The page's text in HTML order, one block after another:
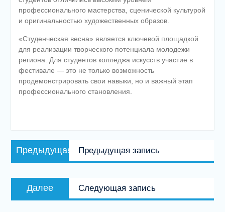
профессионального мастерства, сценической культурой
и оригинальностью художественных образов.
«Студенческая весна» является ключевой площадкой
для реализации творческого потенциала молодежи
региона. Для студентов колледжа искусств участие в
фестивале — это не только возможность
продемонстрировать свои навыки, но и важный этап
профессионального становления.
Навигация
по
Предыдущая
запись:
Предыдущая запись
Далее
запись:
Следующая запись